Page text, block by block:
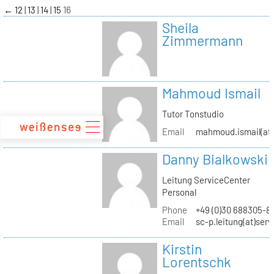
zum
Inhalt
← 12 13 14 15 16
Sheila
Zimmermann
Mahmoud Ismail
Tutor Tonstudio
Email
Danny Bialkowski
Leitung ServiceCenter
Personal
Phone
+49 (0)30 688305-
Email
sc-
Kirstin
Lorentschk